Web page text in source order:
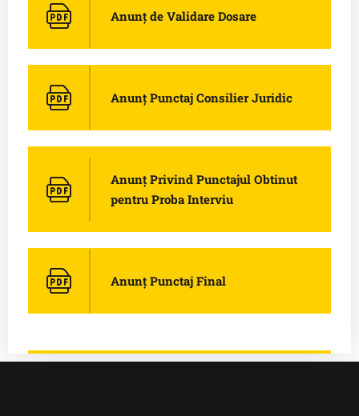
Anunț de Validare Dosare
Anunț Punctaj Consilier Juridic
Anunț Privind Punctajul Obtinut
pentru Proba Interviu
Anunț Punctaj Final